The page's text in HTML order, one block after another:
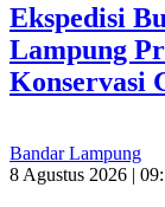
Ekspedisi
Lampung
Konservasi
Bandar Lampung
8 Agustus 2026 |